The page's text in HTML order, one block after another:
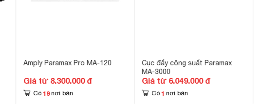
Amply Paramax Pro MA-120
Giá từ 8.300.000 đ
Có 19 nơi bán
Cục đẩy công suất Paramax
MA-3000
Giá từ 6.049.000 đ
Có 1 nơi bán